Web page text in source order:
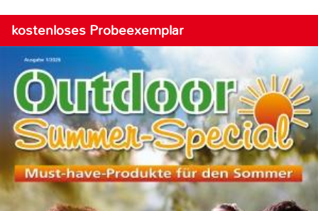
kostenloses Probeexemplar